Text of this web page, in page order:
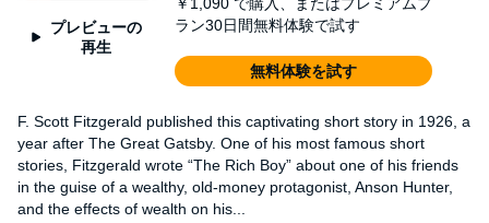
プレビューの
再生
ラン30日間無料体験で試す
無料体験を試す
F. Scott Fitzgerald published this captivating short story in 1926, a
year after The Great Gatsby. One of his most famous short
stories, Fitzgerald wrote “The Rich Boy” about one of his friends
in the guise of a wealthy, old-money protagonist, Anson Hunter,
and the effects of wealth on his...